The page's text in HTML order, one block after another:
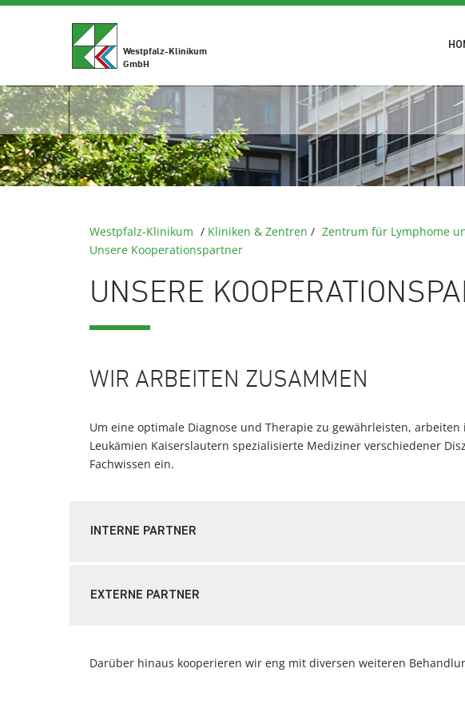
Westpfalz-Klinikum
GmbH
Westpfalz-Klinikum / Kliniken & Zentren / Zentrum für Lymphome
Unsere Kooperationspartner
UNSERE
WIR ARBEITEN ZUSAMMEN
Um eine optimale Diagnose und Therapie zu gewährleisten,
Leukämien Kaiserslautern spezialisierte Mediziner verschiedener
Fachwissen ein.
INTERNE PARTNER
EXTERNE PARTNER
Darüber hinaus kooperieren wir eng mit diversen weiteren